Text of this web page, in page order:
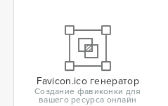
Favicon.ico генератор
Создание фавиконки для
вашего ресурса онлайн